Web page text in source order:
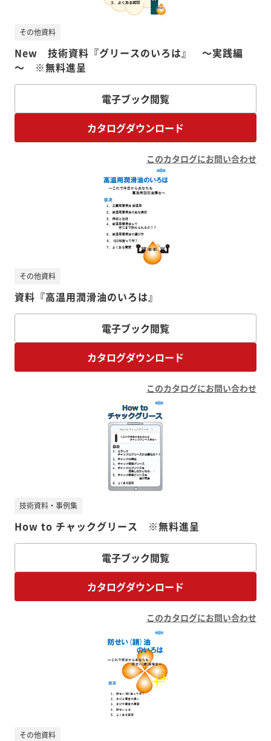
New 技術資料『グリースのいろは』 ～実践編
～ ※無料進呈
その他資料
電子ブック閲覧
カタログダウンロード
このカタログにお問い合わせ
資料『高温用潤滑油のいろは』
その他資料
電子ブック閲覧
カタログダウンロード
このカタログにお問い合わせ
How to チャックグリース ※無料進呈
技術資料・事例集
電子ブック閲覧
カタログダウンロード
このカタログにお問い合わせ
その他資料